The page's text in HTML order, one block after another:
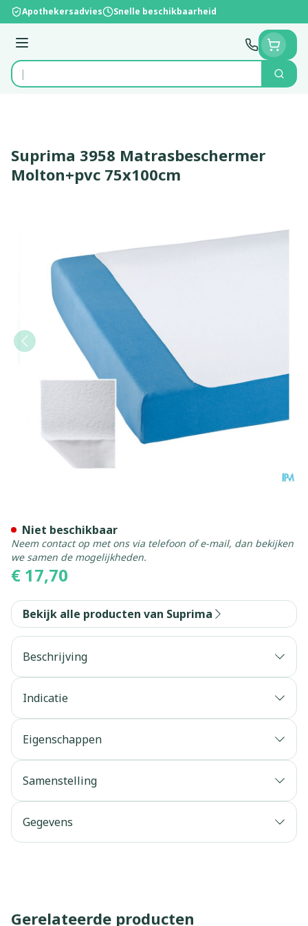
Ga naar de inhoud
Apothekersadvies Snelle beschikbaarheid
Menu
Product, merk, categorie...
Zoek
Suprima 3958 Matrasbeschermer
Molton+pvc 75x100cm
€ 17,70
Niet beschikbaar
Neem contact op met ons via telefoon of e-mail, dan bekijken
we samen de mogelijkheden.
Bekijk alle producten van Suprima
Beschrijving
Indicatie
Eigenschappen
Samenstelling
Gegevens
Gerelateerde producten